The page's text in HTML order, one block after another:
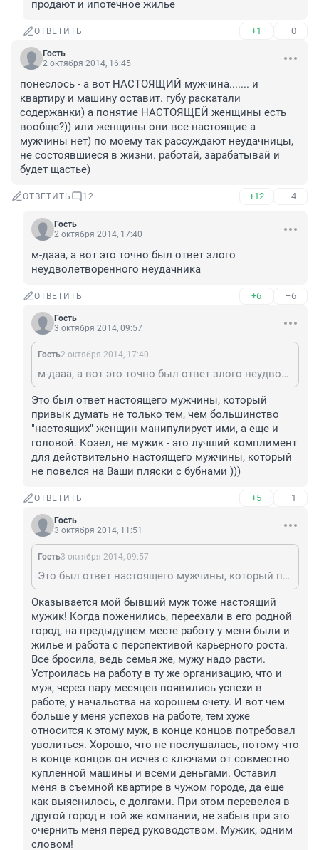
продают и ипотечное жилье
ОТВЕТИТЬ +1 –0
Гость
2 октября 2014, 16:45
понеслось - а вот НАСТОЯЩИЙ мужчина....... и
квартиру и машину оставит. губу раскатали
содержанки) а понятие НАСТОЯЩЕЙ женщины есть
вообще?)) или женщины они все настоящие а
мужчины нет) по моему так рассуждают неудачницы,
не состоявшиеся в жизни. работай, зарабатывай и
будет щастье)
ОТВЕТИТЬ 12 +12 –4
Гость
2 октября 2014, 17:40
м-дааа, а вот это точно был ответ злого
неудволетворенного неудачника
ОТВЕТИТЬ +6 –6
Гость
3 октября 2014, 09:57
Гость2 октября 2014, 17:40
м-дааа, а вот это точно был ответ злого неудволетворенного неудачника
Это был ответ настоящего мужчины, который
привык думать не только тем, чем большинство
"настоящих" женщин манипулирует ими, а еще и
головой. Козел, не мужик - это лучший комплимент
для действительно настоящего мужчины, который
не повелся на Ваши пляски с бубнами )))
ОТВЕТИТЬ +5 –1
Гость
3 октября 2014, 11:51
Гость3 октября 2014, 09:57
Это был ответ настоящего мужчины, который привык думать не только тем, чем большинство "настоящих" женщин манипулирует ими, а еще и головой. Козел, не мужик - это лучший комплимент для действительно настоящего мужчины, который не повелся на Ваши пляски с бубнами )))
Оказывается мой бывший муж тоже настоящий
мужик! Когда поженились, переехали в его родной
город, на предыдущем месте работу у меня были и
жилье и работа с перспективой карьерного роста.
Все бросила, ведь семья же, мужу надо расти.
Устроилась на работу в ту же организацию, что и
муж, через пару месяцев появились успехи в
работе, у начальства на хорошем счету. И вот чем
больше у меня успехов на работе, тем хуже
относится к этому муж, в конце концов потребовал
уволиться. Хорошо, что не послушалась, потому что
в конце концов он исчез с ключами от совместно
купленной машины и всеми деньгами. Оставил
меня в съемной квартире в чужом городе, да еще
как выяснилось, с долгами. При этом перевелся в
другой город в той же компании, не забыв при это
очернить меня перед руководством. Мужик, одним
словом!